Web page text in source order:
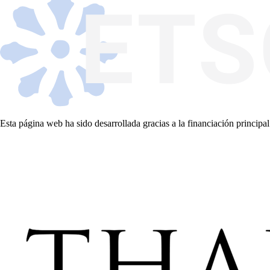
Esta página web ha sido desarrollada gracias a la financiación